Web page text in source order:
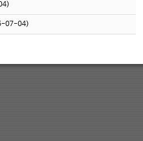
07-04)